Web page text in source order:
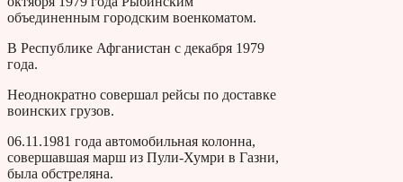
объединенным городским военкоматом.
В Республике Афганистан с декабря 1979
года.
Неоднократно совершал рейсы по доставке
воинских грузов.
06.11.1981 года автомобильная колонна,
совершавшая марш из Пули-Хумри в Газни,
была обстреляна.